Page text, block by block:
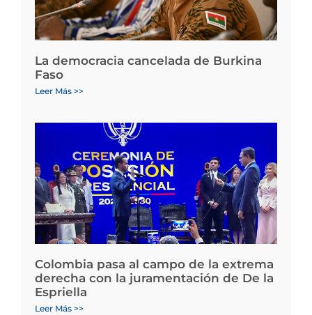
La democracia cancelada de Burkina
Faso
Leer Más >>
Colombia pasa al campo de la extrema
derecha con la juramentación de De la
Espriella
Leer Más >>